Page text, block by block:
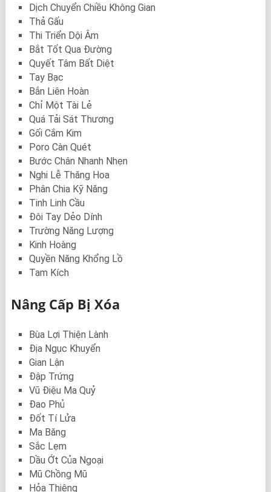
Dịch Chuyển Chiều Không Gian
Thả Gấu
Thi Triển Dội Âm
Bắt Tốt Qua Đường
Quyết Tâm Bất Diệt
Tay Bạc
Bắn Liên Hoàn
Chỉ Một Tài Lẻ
Quá Tải Sát Thương
Gối Cắm Kim
Poro Càn Quét
Bước Chân Nhanh Nhẹn
Nghi Lễ Thăng Hoa
Phân Chia Kỹ Năng
Tinh Linh Cầu
Đôi Tay Dẻo Dính
Trường Năng Lượng
Kinh Hoàng
Quyền Năng Khổng Lồ
Tam Kích
Nâng Cấp Bị Xóa
Bùa Lợi Thiện Lành
Địa Ngục Khuyển
Gian Lận
Đập Trứng
Vũ Điệu Ma Quỷ
Đao Phủ
Đốt Tí Lửa
Ma Băng
Sắc Lẹm
Dầu Ớt Của Ngoại
Mũ Chồng Mũ
Hỏa Thiêng